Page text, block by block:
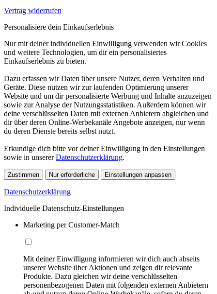
Vertrag widerrufen
Personalisiere dein Einkaufserlebnis
Nur mit deiner individuellen Einwilligung verwenden wir Cookies
und weitere Technologien, um dir ein personalisiertes
Einkaufserlebnis zu bieten.
Dazu erfassen wir Daten über unsere Nutzer, deren Verhalten und
Geräte. Diese nutzen wir zur laufenden Optimierung unserer
Website und um dir personalisierte Werbung und Inhalte anzuzeigen
sowie zur Analyse der Nutzungsstatistiken. Außerdem können wir
deine verschlüsselten Daten mit externen Anbietern abgleichen und
dir über deren Online-Werbekanäle Angebote anzeigen, nur wenn
du deren Dienste bereits selbst nutzt.
Erkundige dich bitte vor deiner Einwilligung in den Einstellungen
sowie in unsererDatenschutzerklärung.
Zustimmen Nur erforderliche Einstellungen anpassen
Datenschutzerklärung
Individuelle Datenschutz-Einstellungen
Marketing per Customer-Match
Mit deiner Einwilligung informieren wir dich auch abseits
unserer Website über Aktionen und zeigen dir relevante
Produkte. Dazu gleichen wir deine verschlüsselten
personenbezogenen Daten mit folgenden externen Anbietern